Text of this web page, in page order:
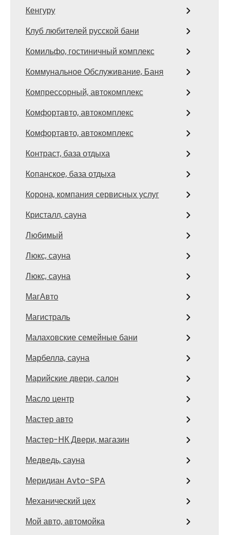
Кенгуру
Клуб любителей русской бани
Комильфо, гостиничный комплекс
Коммунальное Обслуживание, Баня
Компрессорный, автокомплекс
Комфортавто, автокомплекс
Комфортавто, автокомплекс
Контраст, база отдыха
Копанское, база отдыха
Корона, компания сервисных услуг
Кристалл, сауна
Любимый
Люкс, сауна
Люкс, сауна
МагАвто
Магистраль
Малаховские семейные бани
Марбелла, сауна
Марийские двери, салон
Масло центр
Мастер авто
Мастер-НК Двери, магазин
Медведь, сауна
Меридиан Avto-SPA
Механический цех
Мой авто, автомойка